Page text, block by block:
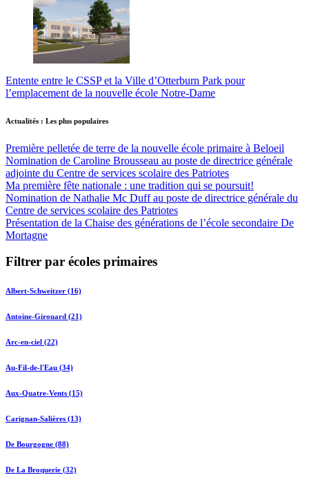
Entente entre le CSSP et la Ville d’Otterburn Park pour
l’emplacement de la nouvelle école Notre-Dame
Actualités : Les plus populaires
Première pelletée de terre de la nouvelle école primaire à Beloeil
Nomination de Caroline Brousseau au poste de directrice générale
adjointe du Centre de services scolaire des Patriotes
Ma première fête nationale : une tradition qui se poursuit!
Nomination de Nathalie Mc Duff au poste de directrice générale du
Centre de services scolaire des Patriotes
Présentation de la Chaise des générations de l’école secondaire De
Mortagne
Filtrer par écoles primaires
Albert-Schweitzer (16)
Antoine-Girouard (21)
Arc-en-ciel (22)
Au-Fil-de-l'Eau (34)
Aux-Quatre-Vents (15)
Carignan-Salières (13)
De Bourgogne (88)
De La Broquerie (32)